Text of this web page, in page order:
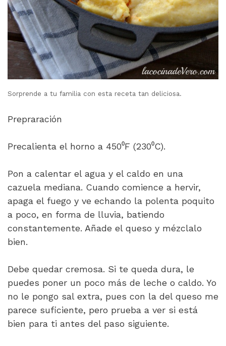
Sorprende a tu familia con esta receta tan deliciosa.
Prepraración
Precalienta el horno a 450⁰F (230⁰C).
Pon a calentar el agua y el caldo en una
cazuela mediana. Cuando comience a hervir,
apaga el fuego y ve echando la polenta poquito
a poco, en forma de lluvia, batiendo
constantemente. Añade el queso y mézclalo
bien.
Debe quedar cremosa. Si te queda dura, le
puedes poner un poco más de leche o caldo. Yo
no le pongo sal extra, pues con la del queso me
parece suficiente, pero prueba a ver si está
bien para ti antes del paso siguiente.